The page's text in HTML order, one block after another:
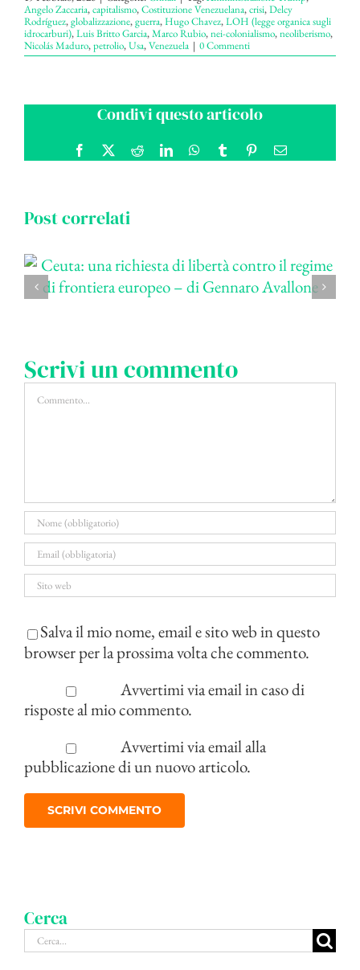
Angelo Zaccaria,capitalismo,Costituzione Venezuelana,crisi,Delcy
Rodríguez,globalizzazione,guerra,Hugo Chavez,LOH (legge organica sugli
idrocarburi),Luis Britto Garcia,Marco Rubio,nei-colonialismo,neoliberismo,
Nicolás Maduro,petrolio,Usa,Venezuela | 0 Commenti
Condivi questo articolo
Facebook RedditLinkedInWhatsApp
Tumblr PinterestEmail
Post correlati
Scrivi un commento
Commento
Salva il mio nome, email e sito web in questo
browser per la prossima volta che commento.
Avvertimi via email in caso di
risposte al mio commento.
Avvertimi via email alla
pubblicazione di un nuovo articolo.
Cerca
Cerca
per: